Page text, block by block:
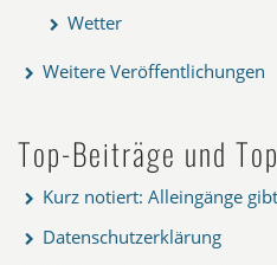
Wetter
Weitere Veröffentlichungen
Top-Beiträge und
Kurz notiert: Alleingänge
Datenschutzerklärung